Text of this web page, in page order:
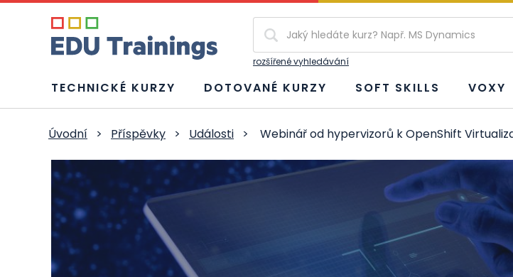
rozšířené vyhledávání
TECHNICKÉ KURZY DOTOVANÉ KURZY SOFT SKILLS VOXY
Úvodní > Příspěvky > Události > Webinář od hypervizorů k OpenShift